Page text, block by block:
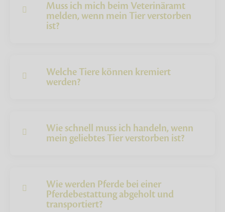
Muss ich mich beim Veterinäramt
melden, wenn mein Tier verstorben
ist?
Welche Tiere können kremiert
werden?
Wie schnell muss ich handeln, wenn
mein geliebtes Tier verstorben ist?
Wie werden Pferde bei einer
Pferdebestattung abgeholt und
transportiert?